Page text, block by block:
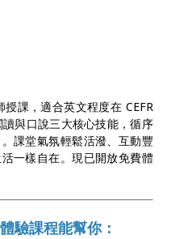
課，適合英文程度在 CEFR
與口說三大核心技能，循序
課堂氣氛輕鬆活潑、互動豐
一樣自在。現已開放免費體
驗課程能幫你：